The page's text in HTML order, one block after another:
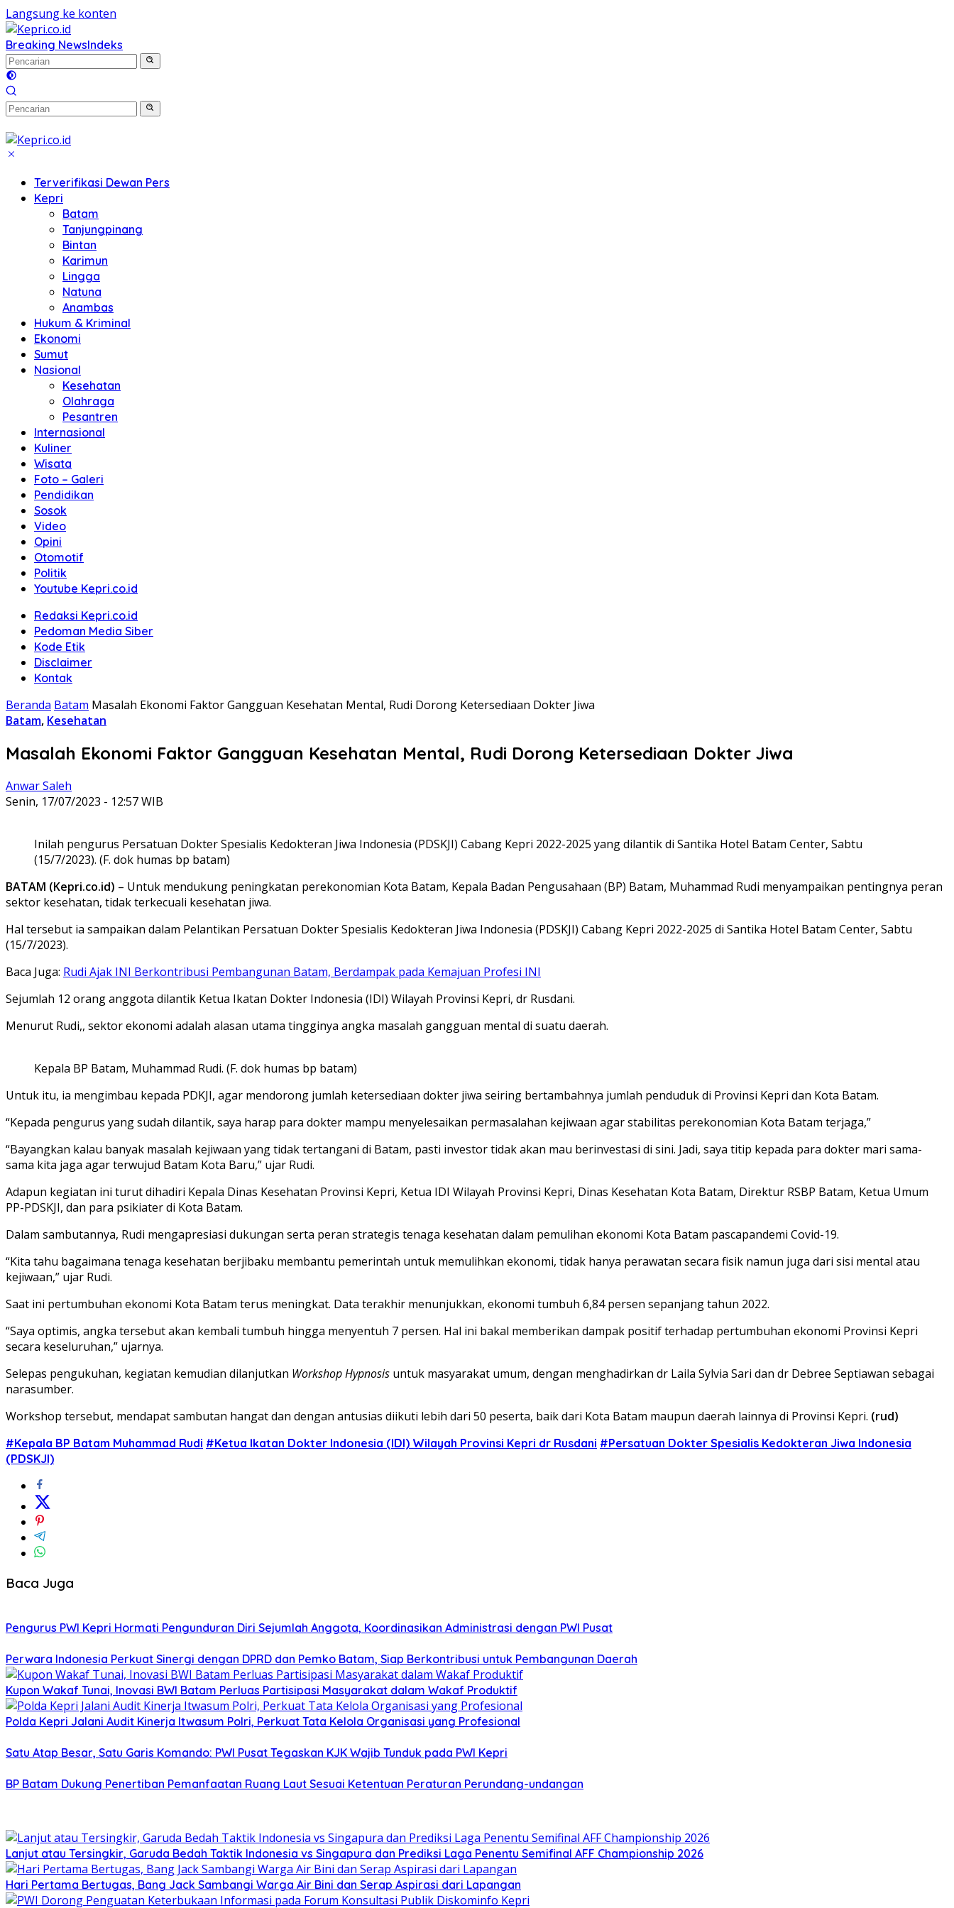
Langsung ke konten
Breaking NewsIndeks
Terverifikasi Dewan Pers
Kepri
Batam
Tanjungpinang
Bintan
Karimun
Lingga
Natuna
Anambas
Hukum & Kriminal
Ekonomi
Sumut
Nasional
Kesehatan
Olahraga
Pesantren
Internasional
Kuliner
Wisata
Foto – Galeri
Pendidikan
Sosok
Video
Opini
Otomotif
Politik
Youtube Kepri.co.id
Redaksi Kepri.co.id
Pedoman Media Siber
Kode Etik
Disclaimer
Kontak
Beranda Batam Masalah Ekonomi Faktor Gangguan Kesehatan Mental, Rudi Dorong Ketersediaan Dokter Jiwa
Batam, Kesehatan
Masalah Ekonomi Faktor Gangguan Kesehatan Mental, Rudi Dorong Ketersediaan Dokter Jiwa
Anwar Saleh
Senin, 17/07/2023 - 12:57 WIB
Inilah pengurus Persatuan Dokter Spesialis Kedokteran Jiwa Indonesia (PDSKJI) Cabang Kepri 2022-2025 yang dilantik di Santika Hotel Batam Center, Sabtu
(15/7/2023). (F. dok humas bp batam)
BATAM (Kepri.co.id) – Untuk mendukung peningkatan perekonomian Kota Batam, Kepala Badan Pengusahaan (BP) Batam, Muhammad Rudi menyampaikan pentingnya peran
sektor kesehatan, tidak terkecuali kesehatan jiwa.
Hal tersebut ia sampaikan dalam Pelantikan Persatuan Dokter Spesialis Kedokteran Jiwa Indonesia (PDSKJI) Cabang Kepri 2022-2025 di Santika Hotel Batam Center, Sabtu
(15/7/2023).
Baca Juga: Rudi Ajak INI Berkontribusi Pembangunan Batam, Berdampak pada Kemajuan Profesi INI
Sejumlah 12 orang anggota dilantik Ketua Ikatan Dokter Indonesia (IDI) Wilayah Provinsi Kepri, dr Rusdani.
Menurut Rudi,, sektor ekonomi adalah alasan utama tingginya angka masalah gangguan mental di suatu daerah.
Kepala BP Batam, Muhammad Rudi. (F. dok humas bp batam)
Untuk itu, ia mengimbau kepada PDKJI, agar mendorong jumlah ketersediaan dokter jiwa seiring bertambahnya jumlah penduduk di Provinsi Kepri dan Kota Batam.
“Kepada pengurus yang sudah dilantik, saya harap para dokter mampu menyelesaikan permasalahan kejiwaan agar stabilitas perekonomian Kota Batam terjaga,”
“Bayangkan kalau banyak masalah kejiwaan yang tidak tertangani di Batam, pasti investor tidak akan mau berinvestasi di sini. Jadi, saya titip kepada para dokter mari sama-
sama kita jaga agar terwujud Batam Kota Baru,” ujar Rudi.
Adapun kegiatan ini turut dihadiri Kepala Dinas Kesehatan Provinsi Kepri, Ketua IDI Wilayah Provinsi Kepri, Dinas Kesehatan Kota Batam, Direktur RSBP Batam, Ketua Umum
PP-PDSKJI, dan para psikiater di Kota Batam.
Dalam sambutannya, Rudi mengapresiasi dukungan serta peran strategis tenaga kesehatan dalam pemulihan ekonomi Kota Batam pascapandemi Covid-19.
“Kita tahu bagaimana tenaga kesehatan berjibaku membantu pemerintah untuk memulihkan ekonomi, tidak hanya perawatan secara fisik namun juga dari sisi mental atau
kejiwaan,” ujar Rudi.
Saat ini pertumbuhan ekonomi Kota Batam terus meningkat. Data terakhir menunjukkan, ekonomi tumbuh 6,84 persen sepanjang tahun 2022.
“Saya optimis, angka tersebut akan kembali tumbuh hingga menyentuh 7 persen. Hal ini bakal memberikan dampak positif terhadap pertumbuhan ekonomi Provinsi Kepri
secara keseluruhan,” ujarnya.
Selepas pengukuhan, kegiatan kemudian dilanjutkan Workshop Hypnosis untuk masyarakat umum, dengan menghadirkan dr Laila Sylvia Sari dan dr Debree Septiawan sebagai
narasumber.
Workshop tersebut, mendapat sambutan hangat dan dengan antusias diikuti lebih dari 50 peserta, baik dari Kota Batam maupun daerah lainnya di Provinsi Kepri. (rud)
#Kepala BP Batam Muhammad Rudi #Ketua Ikatan Dokter Indonesia (IDI) Wilayah Provinsi Kepri dr Rusdani #Persatuan Dokter Spesialis Kedokteran Jiwa Indonesia
(PDSKJI)
Baca Juga
Pengurus PWI Kepri Hormati Pengunduran Diri Sejumlah Anggota, Koordinasikan Administrasi dengan PWI Pusat
Perwara Indonesia Perkuat Sinergi dengan DPRD dan Pemko Batam, Siap Berkontribusi untuk Pembangunan Daerah
Kupon Wakaf Tunai, Inovasi BWI Batam Perluas Partisipasi Masyarakat dalam Wakaf Produktif
Polda Kepri Jalani Audit Kinerja Itwasum Polri, Perkuat Tata Kelola Organisasi yang Profesional
Satu Atap Besar, Satu Garis Komando: PWI Pusat Tegaskan KJK Wajib Tunduk pada PWI Kepri
BP Batam Dukung Penertiban Pemanfaatan Ruang Laut Sesuai Ketentuan Peraturan Perundang-undangan
Lanjut atau Tersingkir, Garuda Bedah Taktik Indonesia vs Singapura dan Prediksi Laga Penentu Semifinal AFF Championship 2026
Hari Pertama Bertugas, Bang Jack Sambangi Warga Air Bini dan Serap Aspirasi dari Lapangan